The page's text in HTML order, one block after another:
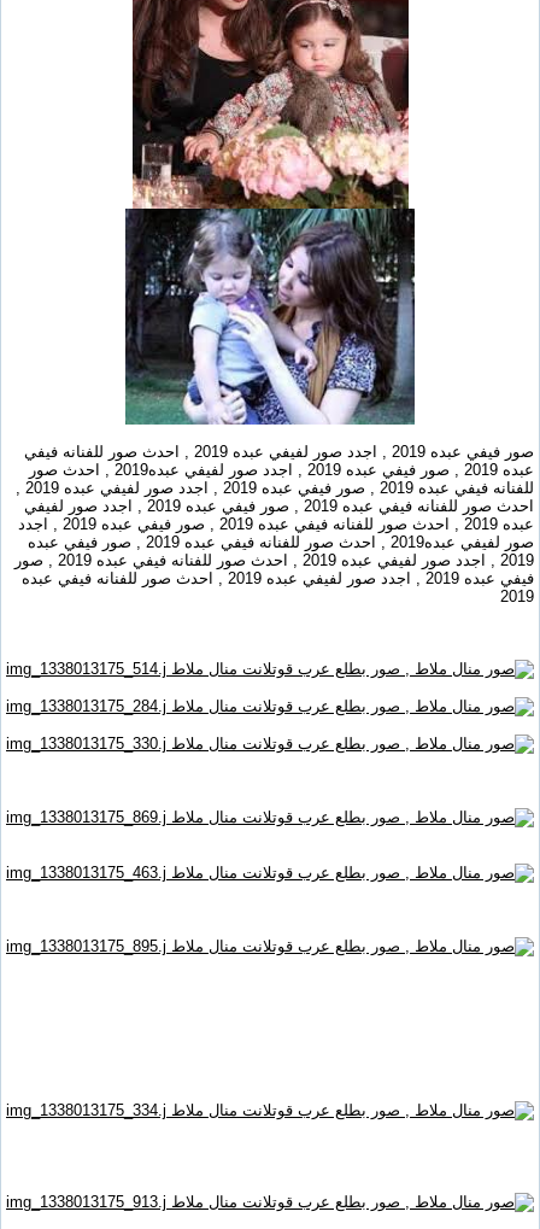
صور فيفي عبده 2019 , اجدد صور لفيفي عبده 2019 , احدث صور للفنانه فيفي
عبده 2019 , صور فيفي عبده 2019 , اجدد صور لفيفي عبده2019 , احدث صور
للفنانه فيفي عبده 2019 , صور فيفي عبده 2019 , اجدد صور لفيفي عبده 2019 ,
احدث صور للفنانه فيفي عبده 2019 , صور فيفي عبده 2019 , اجدد صور لفيفي
عبده 2019 , احدث صور للفنانه فيفي عبده 2019 , صور فيفي عبده 2019 , اجدد
صور لفيفي عبده2019 , احدث صور للفنانه فيفي عبده 2019 , صور فيفي عبده
2019 , اجدد صور لفيفي عبده 2019 , احدث صور للفنانه فيفي عبده 2019 , صور
فيفي عبده 2019 , اجدد صور لفيفي عبده 2019 , احدث صور للفنانه فيفي عبده
2019